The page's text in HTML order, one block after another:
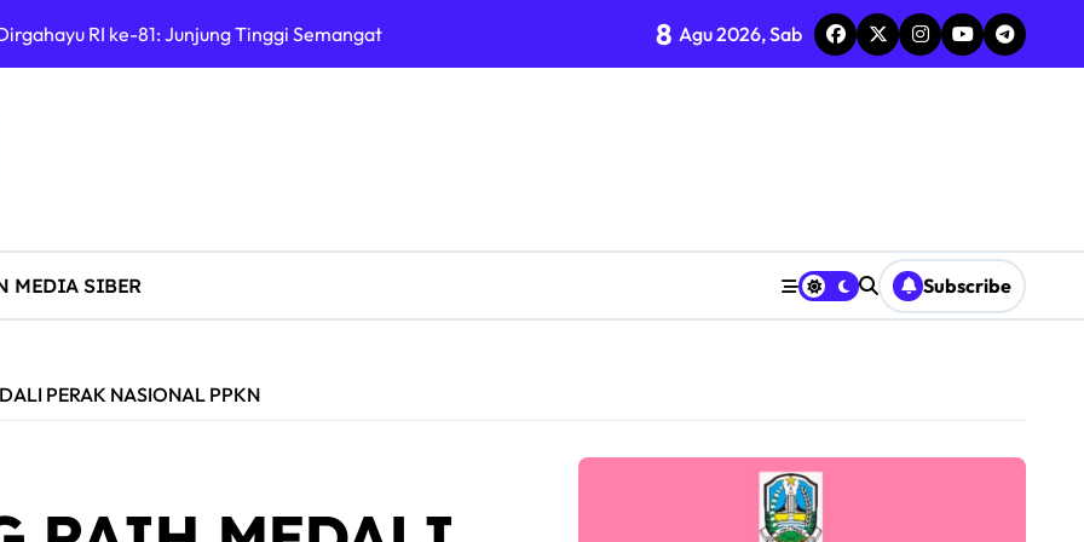
RI ke-81: Junjung Tinggi Semangat Kebhinekaan
JOMBANG RAYAKAN HUT RI KE-81 DENGAN SEMANGAT “INDONESIA BERDAULAT, ADIL, DAN MAKMUR”
YALPK Sidoarjo Salurkan BBM Gratis untuk Pengemudi Ojol di Candi
Pencegahan TPPO dan Perkenalan POLTEKIMIPAS di SMKN 2 Jombang
Jombang Gelar Porkab 2026 untuk Pererat Kebersamaan ASN
Juara di Kejuaraan IBCA “Adu Wani” Piala Wali Kota Madiun
PDI Perjuangan Sulsel, Desak Evaluasi Ketua DPRD Lutim
8 Agu 2026, Sab
MEDIA SIBER Subscribe
PERAK NASIONAL PPKN